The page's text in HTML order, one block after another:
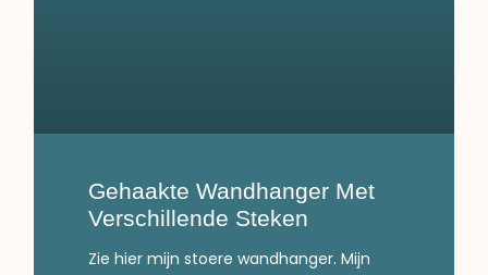
Gehaakte Wandhanger Met
Verschillende Steken
Zie hier mijn stoere wandhanger. Mijn